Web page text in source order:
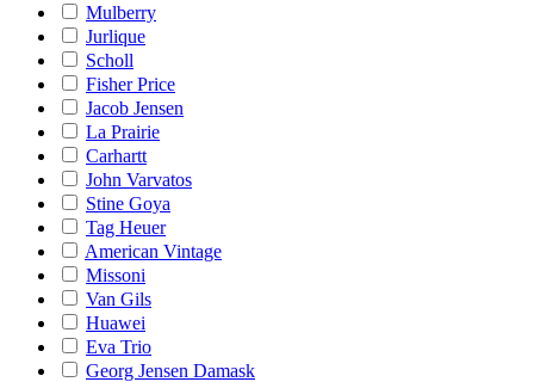
Mulberry
Jurlique
Scholl
Fisher Price
Jacob Jensen
La Prairie
Carhartt
John Varvatos
Stine Goya
Tag Heuer
American Vintage
Missoni
Van Gils
Huawei
Eva Trio
Georg Jensen Damask